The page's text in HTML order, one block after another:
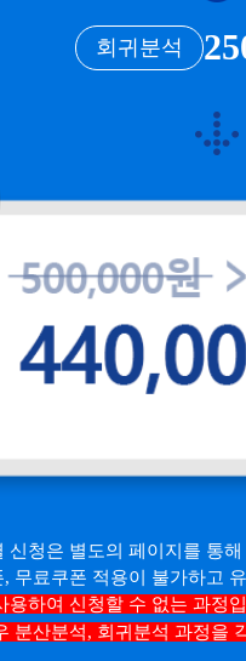
회귀분석
신청은 별도의 페이지를 통
무료쿠폰 적용이 불가하고
용하여 신청할 수 없는 과정
분산분석, 회귀분석 과정을